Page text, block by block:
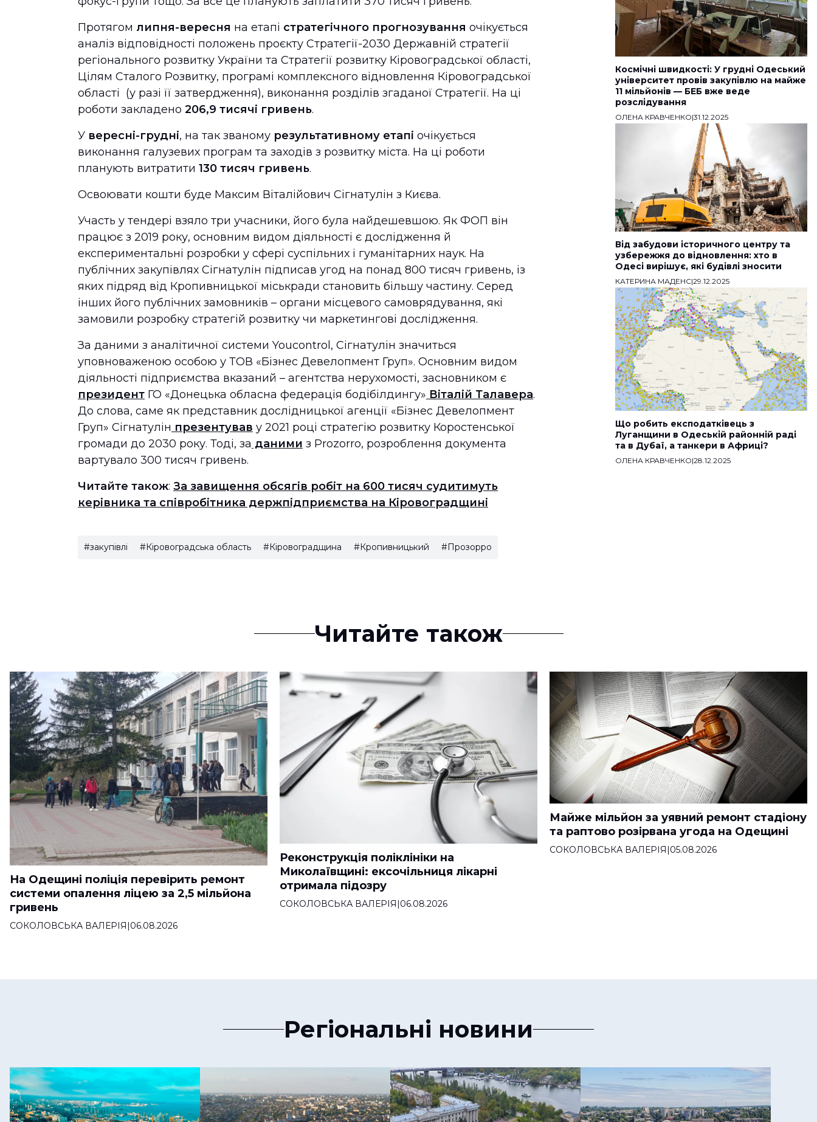
Протягом липня-вересня на етапі стратегічного прогнозування очікується
аналіз відповідності положень проєкту Стратегії-2030 Державній стратегії
регіонального розвитку України та Стратегії розвитку Кіровоградської області,
Цілям Сталого Розвитку, програмі комплексного відновлення Кіровоградської
області (у разі її затвердження), виконання розділів згаданої Стратегії. На ці
роботи закладено 206,9 тисячі гривень.
У вересні-грудні, на так званому результативному етапі очікується
виконання галузевих програм та заходів з розвитку міста. На ці роботи
планують витратити 130 тисяч гривень.
Освоювати кошти буде Максим Віталійович Сігнатулін з Києва.
Участь у тендері взяло три учасники, його була найдешевшою. Як ФОП він
працює з 2019 року, основним видом діяльності є дослідження й
експериментальні розробки у сфері суспільних і гуманітарних наук. На
публічних закупівлях Сігнатулін підписав угод на понад 800 тисяч гривень, із
яких підряд від Кропивницької міськради становить більшу частину. Серед
інших його публічних замовників – органи місцевого самоврядування, які
замовили розробку стратегій розвитку чи маркетингові дослідження.
За даними з аналітичної системи Youcontrol, Сігнатулін значиться
уповноваженою особою у ТОВ «Бізнес Девелопмент Груп». Основним видом
діяльності підприємства вказаний – агентства нерухомості, засновником є
президент ГО «Донецька обласна федерація бодібілдингу» Віталій Талавера.
До слова, саме як представник дослідницької агенції «Бізнес Девелопмент
Груп» Сігнатулін презентував у 2021 році стратегію розвитку Коростенської
громади до 2030 року. Тоді, за даними з Prozorro, розроблення документа
вартувало 300 тисяч гривень.
Читайте також: За завищення обсягів робіт на 600 тисяч судитимуть
керівника та співробітника держпідприємства на Кіровоградщині
#закупівлі #Кіровоградська область #Кіровоградщина #Кропивницький #Прозорро
Космічні швидкості: У грудні Одеський
університет провів закупівлю на майже
11 мільйонів — БЕБ вже веде
розслідування
ОЛЕНА КРАВЧЕНКО|31.12.2025
Від забудови історичного центру та
узбережжя до відновлення: хто в
Одесі вирішує, які будівлі зносити
КАТЕРИНА МАДЕНС|29.12.2025
Що робить експодатківець з
Луганщини в Одеській районній раді
та в Дубаї, а танкери в Африці?
ОЛЕНА КРАВЧЕНКО|28.12.2025
Читайте також
На Одещині поліція перевірить ремонт
системи опалення ліцею за 2,5 мільйона
гривень
СОКОЛОВСЬКА ВАЛЕРІЯ|06.08.2026
Реконструкція поліклініки на
Миколаївщині: ексочільниця лікарні
отримала підозру
СОКОЛОВСЬКА ВАЛЕРІЯ|06.08.2026
Майже мільйон за уявний ремонт стадіону
та раптово розірвана угода на Одещині
СОКОЛОВСЬКА ВАЛЕРІЯ|05.08.2026
Регіональні новини